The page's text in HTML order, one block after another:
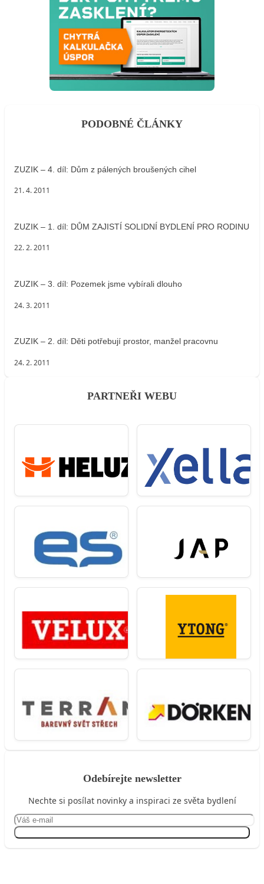
PODOBNÉ ČLÁNKY
ZUZIK – 4. díl: Dům z pálených broušených cihel
21. 4. 2011
ZUZIK – 1. díl: DŮM ZAJISTÍ SOLIDNÍ BYDLENÍ PRO RODINU
22. 2. 2011
ZUZIK – 3. díl: Pozemek jsme vybírali dlouho
24. 3. 2011
ZUZIK – 2. díl: Děti potřebují prostor, manžel pracovnu
24. 2. 2011
PARTNEŘI WEBU
Odebírejte newsletter
Nechte si posílat novinky a inspiraci ze světa bydlení